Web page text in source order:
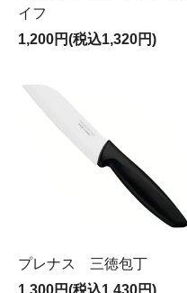
イフ
1,200円(税込1,320円)
プレナス 三徳包丁
1,300円(税込1,430円)